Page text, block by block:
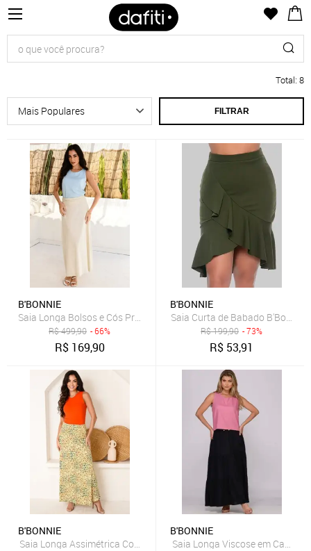
Total: 8
FILTRAR
B'BONNIE
Saia Longa Bolsos e Cós Pregueado B’Bonnie Débora Bege
R$499,90 - 66%
R$ 169,90
B'BONNIE
Saia Curta de Babado B'Bonnie
R$199,90 - 73%
R$ 53,91
B'BONNIE
Saia Longa Assimétrica Com Bolsos B’Bonnie Úrsula Floral Laranja
B'BONNIE
Saia Longa Viscose em